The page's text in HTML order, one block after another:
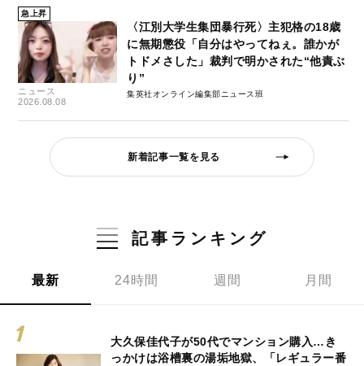
急上昇
ニュース
2026.08.08
〈江別大学生集団暴行死〉主犯格の18歳
に無期懲役「自分はやってねぇ。誰かが
トドメさした」裁判で明かされた“他責ぶ
り”
集英社オンライン編集部ニュース班
新着記事一覧を見る
記事ランキング
最新 24時間 週間 月間
大久保佳代子が50代でマンション購入…き
っかけは浴槽裏の湯垢地獄、「レギュラー番